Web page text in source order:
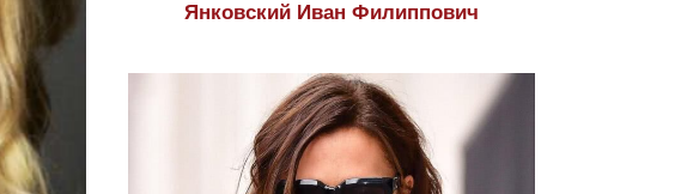
Янковский Иван Филиппович